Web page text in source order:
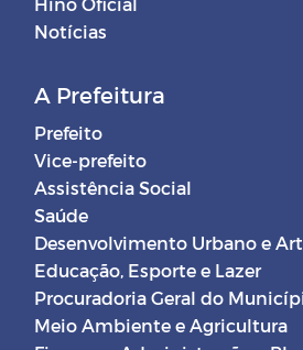
Notícias
A Prefeitura
Prefeito
Vice-prefeito
Assistência Social
Saúde
Desenvolvimento Urbano e
Educação, Esporte e Lazer
Procuradoria Geral do
Meio Ambiente e Agricultura